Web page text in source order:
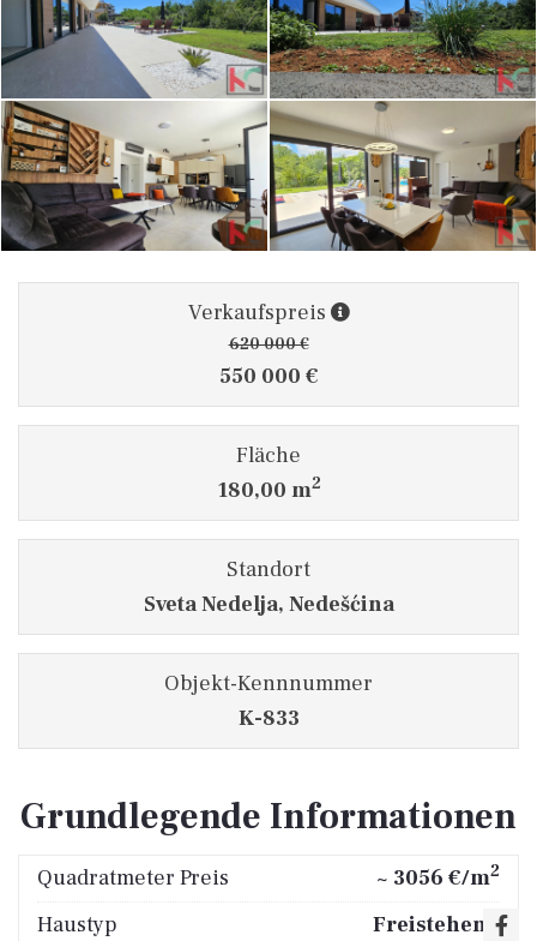
Verkaufspreis
620 000 €
550 000 €
Fläche
180,00 m2
Standort
Sveta Nedelja, Nedešćina
Objekt-Kennnummer
K-833
Grundlegende Informationen
Quadratmeter Preis ~ 3056 €/m2
Haustyp
Freistehend